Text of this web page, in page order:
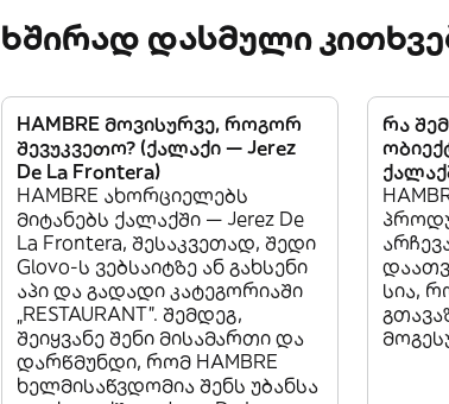
ხშირად დასმული
HAMBRE მოვისურვე, როგორ
შევუკვეთო? (ქალაქი — Jerez
De La Frontera)
HAMBRE ახორციელებს
მიტანებს ქალაქში — Jerez De
La Frontera, შესაკვეთად, შედი
Glovo-ს ვებსაიტზე ან გახსენი
აპი და გადადი კატეგორიაში
„RESTAURANT”. შემდეგ,
შეიყვანე შენი მისამართი და
დარწმუნდი, რომ HAMBRE
ხელმისაწვდომია შენს უბანსა
რა
სია,